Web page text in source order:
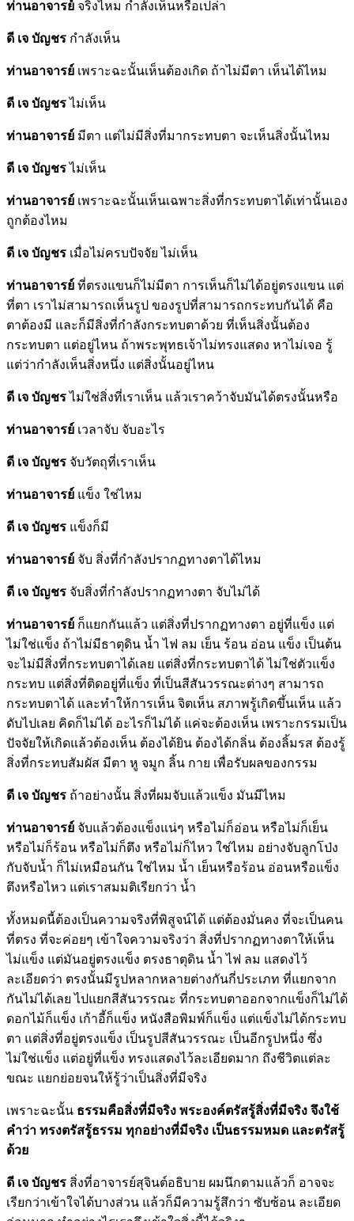
ท่านอาจารย์ จริงไหม กำลังเห็นหรือเปล่า
ดี เจ บัญชร กำลังเห็น
ท่านอาจารย์ เพราะฉะนั้นเห็นต้องเกิด ถ้าไม่มีตา เห็นได้ไหม
ดี เจ บัญชรไม่เห็น
ท่านอาจารย์ มีตา แต่ไม่มีสิ่งที่มากระทบตา จะเห็นสิ่งนั้นไหม
ดี เจ บัญชรไม่เห็น
ท่านอาจารย์ เพราะฉะนั้นเห็นเฉพาะสิ่งที่กระทบตาได้เท่านั้นเอง
ถูกต้องไหม
ดี เจ บัญชร เมื่อไม่ครบปัจจัย ไม่เห็น
ท่านอาจารย์ ที่ตรงแขนก็ไม่มีตา การเห็นก็ไม่ได้อยู่ตรงแขน แต่
ที่ตา เราไม่สามารถเห็นรูป ของรูปที่สามารถกระทบกันได้ คือ
ตาต้องมี และก็มีสิ่งที่กำลังกระทบตาด้วย ที่เห็นสิ่งนั้นต้อง
กระทบตา แต่อยู่ไหน ถ้าพระพุทธเจ้าไม่ทรงแสดง หาไม่เจอ รู้
แต่ว่ากำลังเห็นสิ่งหนึ่ง แต่สิ่งนั้นอยู่ไหน
ดี เจ บัญชรไม่ใช่สิ่งที่เราเห็น แล้วเราคว้าจับมันได้ตรงนั้นหรือ
ท่านอาจารย์ เวลาจับ จับอะไร
ดี เจ บัญชร จับวัตถุที่เราเห็น
ท่านอาจารย์ แข็ง ใช่ไหม
ดี เจ บัญชร แข็งก็มี
ท่านอาจารย์ จับ สิ่งที่กำลังปรากฏทางตาได้ไหม
ดี เจ บัญชร จับสิ่งที่กำลังปรากฏทางตา จับไม่ได้
ท่านอาจารย์ ก็แยกกันแล้ว แต่สิ่งที่ปรากฏทางตา อยู่ที่แข็ง แต่
ไม่ใช่แข็ง ถ้าไม่มีธาตุดิน น้ำ ไฟ ลม เย็น ร้อน อ่อน แข็ง เป็นต้น
จะไม่มีสิ่งที่กระทบตาได้เลย แต่สิ่งที่กระทบตาได้ ไม่ใช่ตัวแข็ง
กระทบ แต่สิ่งที่ติดอยู่ที่แข็ง ที่เป็นสีสันวรรณะต่างๆ สามารถ
กระทบตาได้ และทำให้การเห็น จิตเห็น สภาพรู้เกิดขึ้นเห็น แล้ว
ดับไปเลย คิดก็ไม่ได้ อะไรก็ไม่ได้ แค่จะต้องเห็น เพราะกรรมเป็น
ปัจจัยให้เกิดแล้วต้องเห็น ต้องได้ยิน ต้องได้กลิ่น ต้องลิ้มรส ต้องรู้
สิ่งที่กระทบสัมผัส มีตา หู จมูก ลิ้น กาย เพื่อรับผลของกรรม
ดี เจ บัญชร ถ้าอย่างนั้น สิ่งที่ผมจับแล้วแข็ง มันมีไหม
ท่านอาจารย์ จับแล้วต้องแข็งแน่ๆ หรือไม่ก็อ่อน หรือไม่ก็เย็น
หรือไม่ก็ร้อน หรือไม่ก็ตึง หรือไม่ก็ไหว ใช่ไหม อย่างจับลูกโป่ง
กับจับน้ำ ก็ไม่เหมือนกัน ใช่ไหม น้ำ เย็นหรือร้อน อ่อนหรือแข็ง
ตึงหรือไหว แต่เราสมมติเรียกว่า น้ำ
ทั้งหมดนี้ต้องเป็นความจริงที่พิสูจน์ได้ แต่ต้องมั่นคง ที่จะเป็นคน
ที่ตรง ที่จะค่อยๆ เข้าใจความจริงว่า สิ่งที่ปรากฏทางตาให้เห็น
ไม่แข็ง แต่มันอยู่ตรงแข็ง ตรงธาตุดิน น้ำ ไฟ ลม แสดงไว้
ละเอียดว่า ตรงนั้นมีรูปหลากหลายต่างกันกี่ประเภท ที่แยกจาก
กันไม่ได้เลย ไปแยกสีสันวรรณะ ที่กระทบตาออกจากแข็งก็ไม่ได้
ดอกไม้ก็แข็ง เก้าอี้ก็แข็ง หนังสือพิมพ์ก็แข็ง แต่แข็งไม่ได้กระทบ
ตา แต่สิ่งที่อยู่ตรงแข็ง เป็นรูปสีสันวรรณะ เป็นอีกรูปหนึ่ง ซึ่ง
ไม่ใช่แข็ง แต่อยู่ที่แข็ง ทรงแสดงไว้ละเอียดมาก ถึงชีวิตแต่ละ
ขณะ แยกย่อยจนให้รู้ว่าเป็นสิ่งที่มีจริง
เพราะฉะนั้น ธรรมคือสิ่งที่มีจริง พระองค์ตรัสรู้สิ่งที่มีจริง จึงใช้
คำว่า ทรงตรัสรู้ธรรม ทุกอย่างที่มีจริง เป็นธรรมหมด และตรัสรู้
ด้วย
ดี เจ บัญชร สิ่งที่อาจารย์สุจินต์อธิบาย ผมนึกตามแล้วก็ อาจจะ
เรียกว่าเข้าใจได้บางส่วน แล้วก็มีความรู้สึกว่า ซับซ้อน ละเอียด